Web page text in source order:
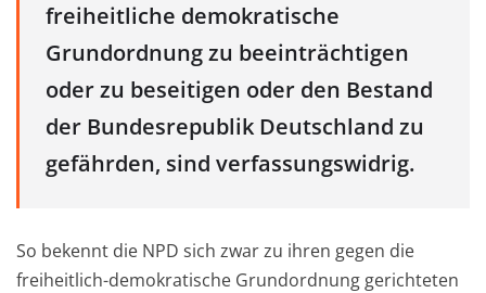
freiheitliche demokratische
Grundordnung zu beeinträchtigen
oder zu beseitigen oder den Bestand
der Bundesrepublik Deutschland zu
gefährden, sind verfassungswidrig.
So bekennt die NPD sich zwar zu ihren gegen die
freiheitlich-demokratische Grundordnung gerichteten